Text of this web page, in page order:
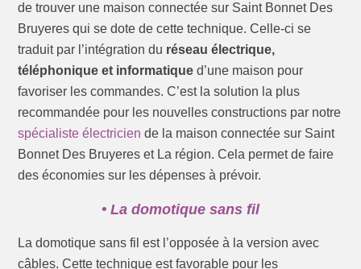
de trouver une maison connectée sur Saint Bonnet Des
Bruyeres qui se dote de cette technique. Celle-ci se
traduit par l’intégration du réseau électrique,
téléphonique et informatique d’une maison pour
favoriser les commandes. C’est la solution la plus
recommandée pour les nouvelles constructions par notre
spécialiste électricien de la maison connectée sur Saint
Bonnet Des Bruyeres et La région. Cela permet de faire
des économies sur les dépenses à prévoir.
• La domotique sans fil
La domotique sans fil est l’opposée à la version avec
câbles. Cette technique est favorable pour les